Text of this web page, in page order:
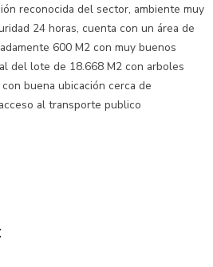
reconocida del sector, ambiente muy
24 horas, cuenta con un área de
600 M2 con muy buenos
del lote de 18.668 M2 con arboles
buena ubicación cerca de
al transporte publico